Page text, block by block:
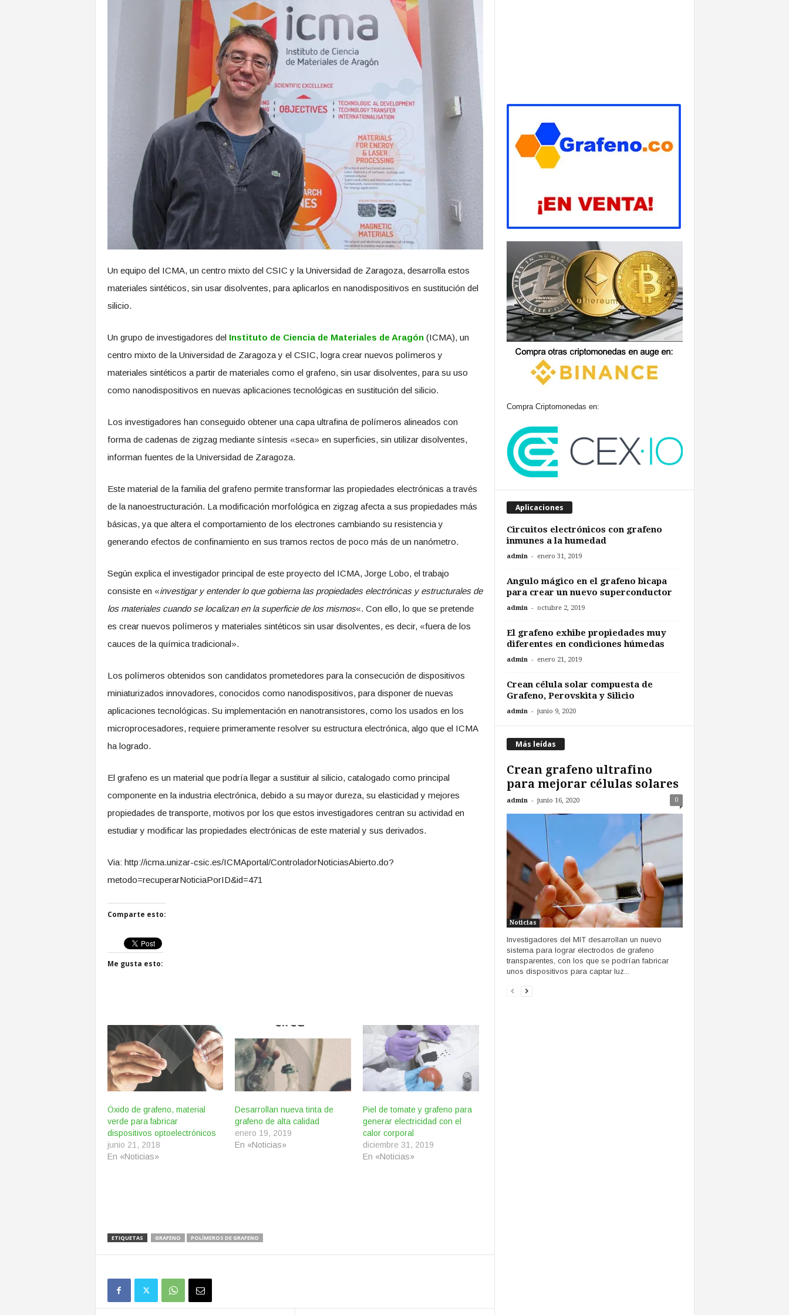
Un equipo del ICMA, un centro mixto del CSIC y la Universidad de Zaragoza, desarrolla estos
materiales sintéticos, sin usar disolventes, para aplicarlos en nanodispositivos en sustitución del
silicio.
Un grupo de investigadores del Instituto de Ciencia de Materiales de Aragón(ICMA), un
centro mixto de la Universidad de Zaragoza y el CSIC, logra crear nuevos polímeros y
materiales sintéticos a partir de materiales como el grafeno, sin usar disolventes, para su uso
como nanodispositivos en nuevas aplicaciones tecnológicas en sustitución del silicio.
Los investigadores han conseguido obtener una capa ultrafina de polímeros alineados con
forma de cadenas de zigzag mediante síntesis «seca» en superficies, sin utilizar disolventes,
informan fuentes de la Universidad de Zaragoza.
Este material de la familia del grafeno permite transformar las propiedades electrónicas a través
de la nanoestructuración. La modificación morfológica en zigzag afecta a sus propiedades más
básicas, ya que altera el comportamiento de los electrones cambiando su resistencia y
generando efectos de confinamiento en sus tramos rectos de poco más de un nanómetro.
Según explica el investigador principal de este proyecto del ICMA, Jorge Lobo, el trabajo
consiste en «investigar y entender lo que gobierna las propiedades electrónicas y estructurales de
los materiales cuando se localizan en la superficie de los mismos«. Con ello, lo que se pretende
es crear nuevos polímeros y materiales sintéticos sin usar disolventes, es decir, «fuera de los
cauces de la química tradicional».
Los polímeros obtenidos son candidatos prometedores para la consecución de dispositivos
miniaturizados innovadores, conocidos como nanodispositivos, para disponer de nuevas
aplicaciones tecnológicas. Su implementación en nanotransistores, como los usados en los
microprocesadores, requiere primeramente resolver su estructura electrónica, algo que el ICMA
ha logrado.
El grafeno es un material que podría llegar a sustituir al silicio, catalogado como principal
componente en la industria electrónica, debido a su mayor dureza, su elasticidad y mejores
propiedades de transporte, motivos por los que estos investigadores centran su actividad en
estudiar y modificar las propiedades electrónicas de este material y sus derivados.
Via: http://icma.unizar-csic.es/ICMAportal/ControladorNoticiasAbierto.do?
metodo=recuperarNoticiaPorID&id=471
Comparte esto:
Me gusta esto:
Óxido de grafeno, material
verde para fabricar
dispositivos optoelectrónicos
junio 21, 2018
En «Noticias»
Desarrollan nueva tinta de
grafeno de alta calidad
enero 19, 2019
En «Noticias»
Piel de tomate y grafeno para
generar electricidad con el
calor corporal
diciembre 31, 2019
En «Noticias»
ETIQUETAS GRAFENO POLÍMEROS DE GRAFENO
Compra Criptomonedas en:
Aplicaciones
Circuitos electrónicos con grafeno
inmunes a la humedad
admin - enero 31, 2019
Angulo mágico en el grafeno bicapa
para crear un nuevo superconductor
admin - octubre 2, 2019
El grafeno exhibe propiedades muy
diferentes en condiciones húmedas
admin - enero 21, 2019
Crean célula solar compuesta de
Grafeno, Perovskita y Silicio
admin - junio 9, 2020
Más leídas
Crean grafeno ultrafino
para mejorar células solares
admin - junio 16, 2020 0
Noticias
Investigadores del MIT desarrollan un nuevo
sistema para lograr electrodos de grafeno
transparentes, con los que se podrían fabricar
unos dispositivos para captar luz...